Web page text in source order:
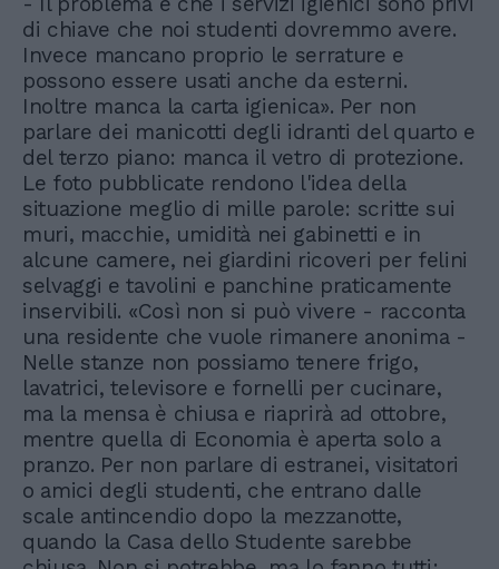
di chiave che noi studenti dovremmo avere.
Invece mancano proprio le serrature e
possono essere usati anche da esterni.
Inoltre manca la carta igienica». Per non
parlare dei manicotti degli idranti del quarto e
del terzo piano: manca il vetro di protezione.
Le foto pubblicate rendono l'idea della
situazione meglio di mille parole: scritte sui
muri, macchie, umidità nei gabinetti e in
alcune camere, nei giardini ricoveri per felini
selvaggi e tavolini e panchine praticamente
inservibili. «Così non si può vivere - racconta
una residente che vuole rimanere anonima -
Nelle stanze non possiamo tenere frigo,
lavatrici, televisore e fornelli per cucinare,
ma la mensa è chiusa e riaprirà ad ottobre,
mentre quella di Economia è aperta solo a
pranzo. Per non parlare di estranei, visitatori
o amici degli studenti, che entrano dalle
scale antincendio dopo la mezzanotte,
quando la Casa dello Studente sarebbe